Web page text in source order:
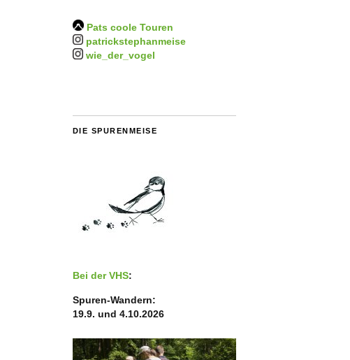
Pats coole Touren
patrickstephanmeise
wie_der_vogel
DIE SPURENMEISE
Bei der VHS:
Spuren-Wandern:
19.9. und 4.10.2026